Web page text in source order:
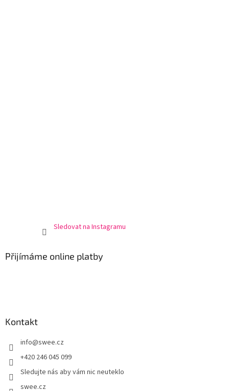
Sledovat na Instagramu
Přijímáme online platby
Kontakt
info@swee.cz
+420 246 045 099
Sledujte nás aby vám nic neuteklo
swee.cz